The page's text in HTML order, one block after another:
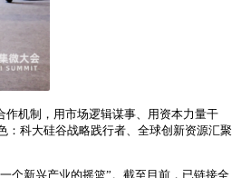
机制，用市场逻辑谋事、用资本力量干
：科大硅谷战略践行者、全球创新资源汇聚
个新兴产业的摇篮”。截至目前，已链接全